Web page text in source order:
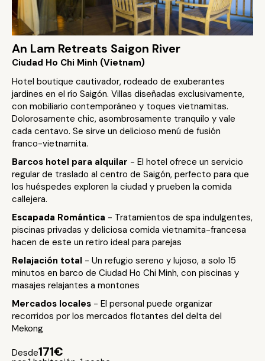
An Lam Retreats Saigon River
Ciudad Ho Chi Minh (Vietnam)
Hotel boutique cautivador, rodeado de exuberantes
jardines en el río Saigón. Villas diseñadas exclusivamente,
con mobiliario contemporáneo y toques vietnamitas.
Dolorosamente chic, asombrosamente tranquilo y vale
cada centavo. Se sirve un delicioso menú de fusión
franco-vietnamita.
Barcos hotel para alquilar - El hotel ofrece un servicio
regular de traslado al centro de Saigón, perfecto para que
los huéspedes exploren la ciudad y prueben la comida
callejera.
Escapada Romántica - Tratamientos de spa indulgentes,
piscinas privadas y deliciosa comida vietnamita-francesa
hacen de este un retiro ideal para parejas
Relajación total - Un refugio sereno y lujoso, a solo 15
minutos en barco de Ciudad Ho Chi Minh, con piscinas y
masajes relajantes a montones
Mercados locales - El personal puede organizar
recorridos por los mercados flotantes del delta del
Mekong
Desde171€